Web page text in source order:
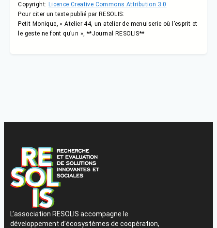
Copyright: Licence Creative Commons Attribution 3.0
Pour citer un texte publié par RESOLIS:
Petit Monique, « Atelier 44, un atelier de menuiserie où l’esprit et
le geste ne font qu’un », **Journal RESOLIS**
L’association RESOLIS accompagne le
développement d’écosystèmes de coopération,